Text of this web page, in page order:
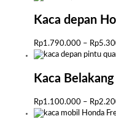
Kaca depan
Rp1.790.000 – Rp
Kaca
Rp1.100.000 – Rp